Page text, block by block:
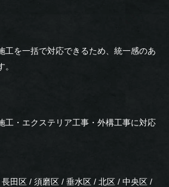
工を一括で対応できるため、統一感のあ
工・エクステリア工事・外構工事に対応
田区 / 須磨区 / 垂水区 / 北区 / 中央区 /